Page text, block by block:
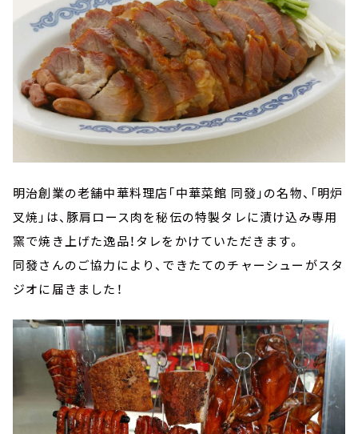
明治創業の老舗中華料理店「中華菜館 同發」の名物、「明炉
叉焼」は、豚肩ロース肉を秘伝の特製タレに漬け込み専用
窯で焼き上げた逸品！タレをかけていただきます。
同發さんのご協力により、できたてのチャーシューがスタ
ジオに届きました！